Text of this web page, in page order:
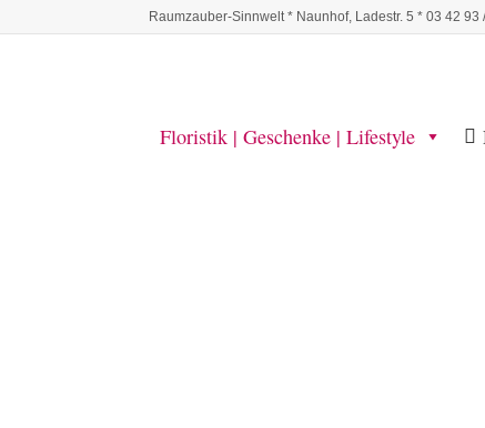
Raumzauber-Sinnwelt * Naunhof, Ladestr. 5 * 03 42 93
Floristik | Geschenke | Lifestyle